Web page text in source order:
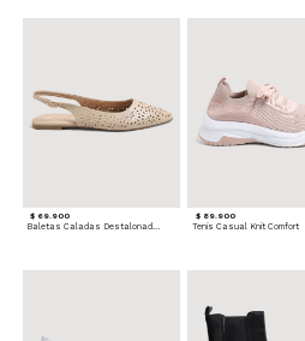
$ 69.900
Baletas Caladas Destalonadas
$ 89.900
Tenis Casual Knit Comfort